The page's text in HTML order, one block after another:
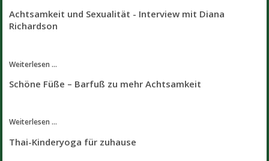
Achtsamkeit und Sexualität - Interview mit Diana
Richardson
Weiterlesen ...
Schöne Füße – Barfuß zu mehr Achtsamkeit
Weiterlesen ...
Thai-Kinderyoga für zuhause